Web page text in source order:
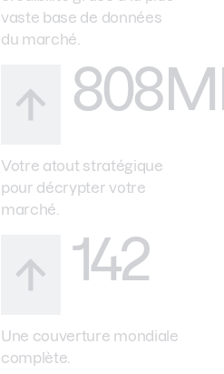
vaste base de données
du marché.
Votre atout stratégique
pour décrypter votre
marché.
142
Une couverture mondiale
complète.